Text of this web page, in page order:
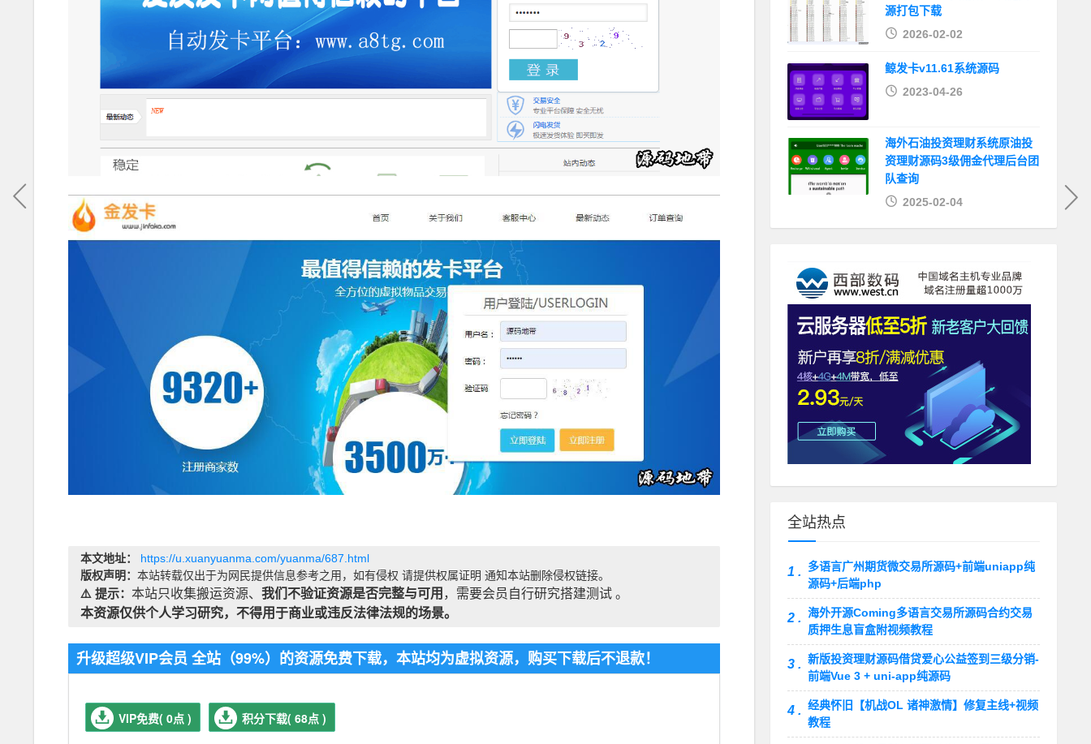
本文地址：
https://u.xuanyuanma.com/yuanma/687.html
版权声明： 本站转载仅出于为网民提供信息参考之用，如有侵权 请提供权属证明 通知本站删除侵权链接。
⚠️ 提示： 本站只收集搬运资源、 我们不验证资源是否完整与可用 ，需要会员自行研究搭建测试 。
本资源仅供个人学习研究，不得用于商业或违反法律法规的场景。
升级超级VIP会员 全站（99%）的资源免费下载，本站均为虚拟资源，购买下载后不退款！
VIP免费( 0点 ) 积分下载( 68点 )
源打包下载
2026-02-02
鲸发卡v11.61系统源码
2023-04-26
海外石油投资理财系统原油投
资理财源码3级佣金代理后台团
队查询
2025-02-04
全站热点
1 .
多语言广州期货微交易所源码+前端uniapp纯
源码+后端php
2 . 海外开源Coming多语言交易所源码合约交易
质押生息盲盒附视频教程
3 . 新版投资理财源码借贷爱心公益签到三级分销-
前端Vue 3 + uni-app纯源码
4 . 经典怀旧【机战OL 诸神激情】修复主线+视频
教程